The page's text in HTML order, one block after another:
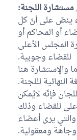
اللجنة:
ينصّ على أنّ كل
أو المحاكم أو
المجلس الأعلى
للقضاء وجوبية.
والإستشارة هنا
لللجنة.
فإنّه لايُمكن
للقضاء وذلك
يرى أعضاء
وجاهة ومعقولية.